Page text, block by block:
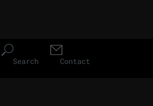
Search Contact